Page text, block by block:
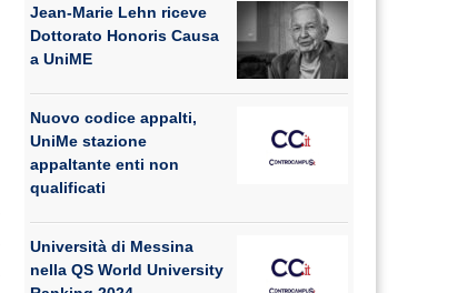
Jean-Marie Lehn riceve
Dottorato Honoris Causa
a UniME
Nuovo codice appalti,
UniMe stazione
appaltante enti non
qualificati
Università di Messina
nella QS World University